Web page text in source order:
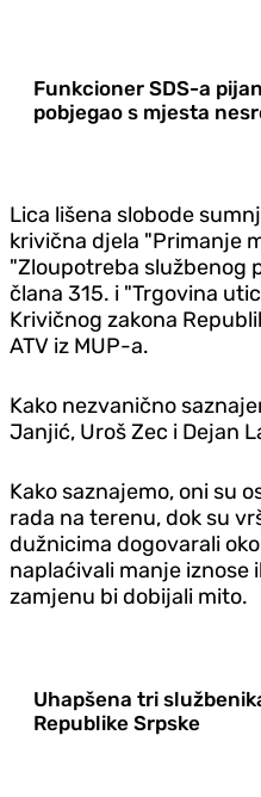
Funkcioner SDS-a
pobjegao s mjesta
Lica lišena slobode
krivična djela "Primanje
"Zloupotreba službenog
člana 315. i "Trgovina
Krivičnog zakona
ATV iz MUP-a.
Kako nezvanično
Janjić, Uroš Zec i Dejan
Kako saznajemo, oni su
rada na terenu, dok su
dužnicima dogovarali
naplaćivali manje iznose
zamjenu bi dobijali mito.
Uhapšena tri
Republike Srpske